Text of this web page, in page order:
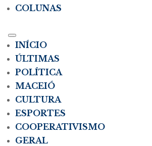
COLUNAS
INÍCIO
ÚLTIMAS
POLÍTICA
MACEIÓ
CULTURA
ESPORTES
COOPERATIVISMO
GERAL